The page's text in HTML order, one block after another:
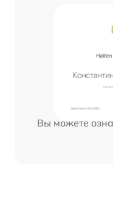
Вы можете